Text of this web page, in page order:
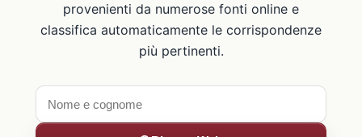
provenienti da numerose fonti online e
classifica automaticamente le corrispondenze
più pertinenti.